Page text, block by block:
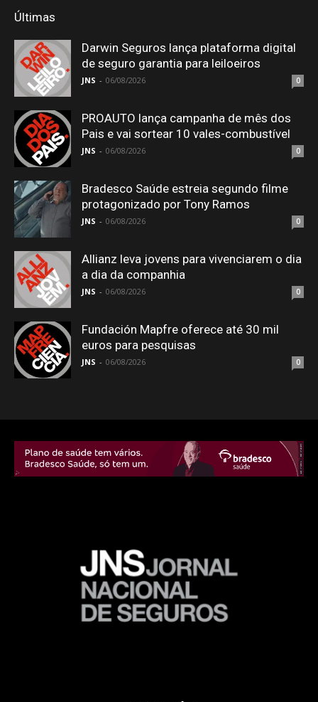
Últimas
Darwin Seguros lança plataforma digital
de seguro garantia para leiloeiros
JNS - 06/08/2026 0
PROAUTO lança campanha de mês dos
Pais e vai sortear 10 vales-combustível
JNS - 06/08/2026 0
Bradesco Saúde estreia segundo filme
protagonizado por Tony Ramos
JNS - 06/08/2026 0
Allianz leva jovens para vivenciarem o dia
a dia da companhia
JNS - 06/08/2026 0
Fundación Mapfre oferece até 30 mil
euros para pesquisas
JNS - 06/08/2026 0